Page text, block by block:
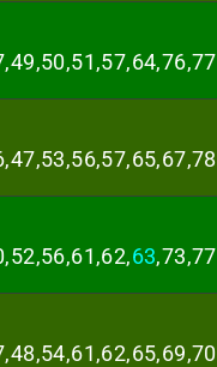
63,73,77